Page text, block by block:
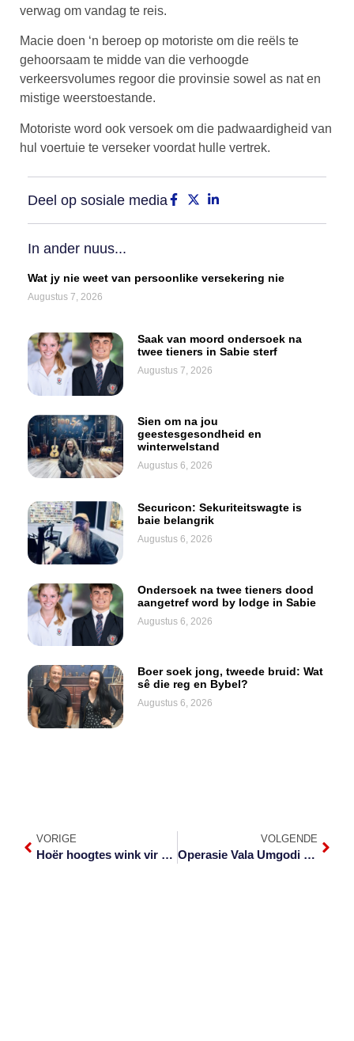
verwag om vandag te reis.
Macie doen ‘n beroep op motoriste om die reëls te
gehoorsaam te midde van die verhoogde
verkeersvolumes regoor die provinsie sowel as nat en
mistige weerstoestande.
Motoriste word ook versoek om die padwaardigheid van
hul voertuie te verseker voordat hulle vertrek.
Deel op sosiale media
In ander nuus...
Wat jy nie weet van persoonlike versekering nie
Augustus 7, 2026
Saak van moord ondersoek na
twee tieners in Sabie sterf
Augustus 7, 2026
Sien om na jou
geestesgesondheid en
winterwelstand
Augustus 6, 2026
Securicon: Sekuriteitswagte is
baie belangrik
Augustus 6, 2026
Ondersoek na twee tieners dood
aangetref word by lodge in Sabie
Augustus 6, 2026
Boer soek jong, tweede bruid: Wat
sê die reg en Bybel?
Augustus 6, 2026
VORIGE
Hoër hoogtes wink vir Pumas met jongste vennootskap
VOLGENDE
Operasie Vala Umgodi behaal sukses in Mpumalanga